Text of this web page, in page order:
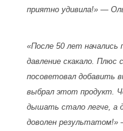
приятно удивила!» —
«После 50 лет
давление скакало. Плюс
посоветовал добавить
выбрал этот продукт.
дышать стало легче, а
доволен результатом!»